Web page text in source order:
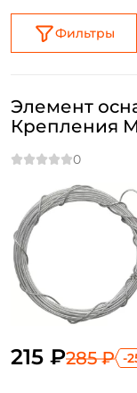
Фильтры
Элемент
Крепления
215 ₽285 ₽ -